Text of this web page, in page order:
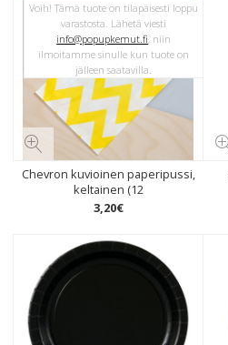
Chevron kuvioinen paperipussi,
keltainen (12
3,20€
Voih! Tämä tuote on tilapäisesti loppu
varastosta. Lähetä viesti
info@popupkemut.fi, niin
ilmoitamme sinulle kun tuote on
jälleen saatavilla.